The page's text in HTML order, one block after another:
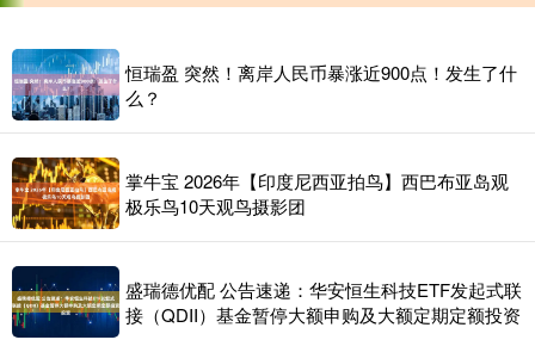
恒瑞盈 突然！离岸人民币暴涨近900点！发生了什
么？
掌牛宝 2026年【印度尼西亚拍鸟】西巴布亚岛观
极乐鸟10天观鸟摄影团
盛瑞德优配 公告速递：华安恒生科技ETF发起式联
接（QDII）基金暂停大额申购及大额定期定额投资